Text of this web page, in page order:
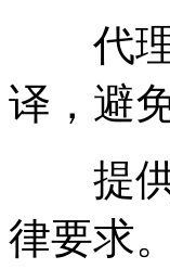
代理
译，避
提供
律要求。